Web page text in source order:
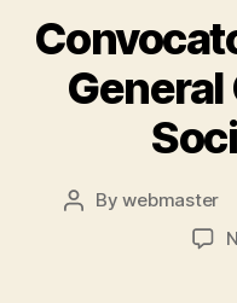
General
PostBywebmaster